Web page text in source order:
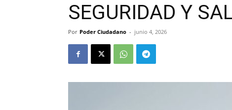
SEGURIDAD Y
Por Poder Ciudadano - junio 4, 2026